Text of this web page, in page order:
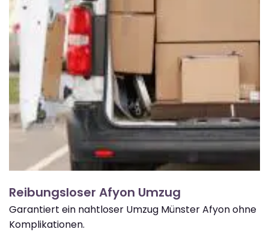
Reibungsloser Afyon Umzug
Garantiert ein nahtloser Umzug Münster Afyon ohne
Komplikationen.